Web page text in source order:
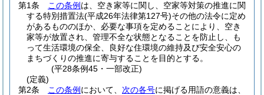
第1条
この条例 は、空き家等に関し、空家等対策の推進に関
する特別措置法(平成26年法律第127号)その他の法令に定め
があるもののほか、必要な事項を定めることにより、空き
家等が放置され、管理不全な状態となることを防止し、も
って生活環境の保全、良好な住環境の維持及び安全安心の
まちづくりの推進に寄与することを目的とする。
(平28条例45・一部改正)
(定義)
第2条
この条例 において、 次の各号に掲げる用語の意義は、